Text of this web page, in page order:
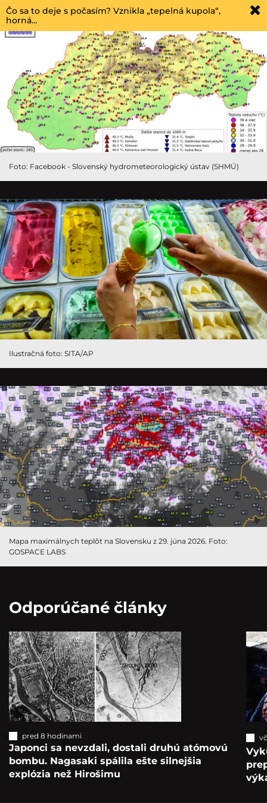
Čo sa to deje s počasím? Vznikla „tepelná kupola“,
horná…
Foto: Facebook - Slovenský hydrometeorologický ústav (SHMÚ)
Ilustračná foto: SITA/AP
Mapa maximálnych teplôt na Slovensku z 29. júna 2026. Foto:
GOSPACE LABS
Odporúčané články
pred 8 hodinami
Japonci sa nevzdali, dostali druhú atómovú
bombu. Nagasaki spálila ešte silnejšia
explózia než Hirošimu